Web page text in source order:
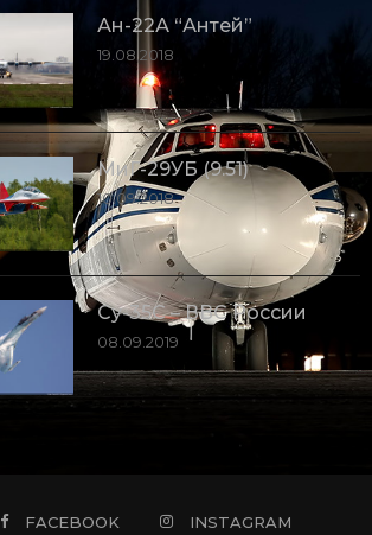
Ан-22А “Антей”
19.08.2018
МиГ-29УБ (9.51)
10.09.2018
Су-35С – ВВС России
08.09.2019
FACEBOOK INSTAGRAM